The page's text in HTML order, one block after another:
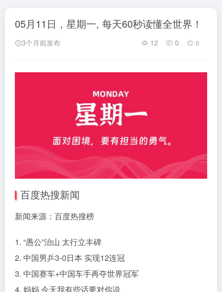
05月11日，星期一, 每天60秒读懂全世界！
3个月前发布 12 0 0
百度热搜新闻
新闻来源：百度热搜榜
1. “愚公”治山 太行立丰碑
2. 中国男乒3-0日本 实现12连冠
3. 中国赛车+中国车手再夺世界冠军
4. 妈妈 今天我有些话要对你说